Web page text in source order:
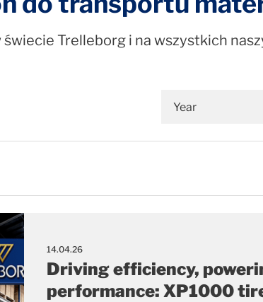
Trelleborg i na wszystkich
Year
14.04.26
Driving efficiency,
performance: XP1000